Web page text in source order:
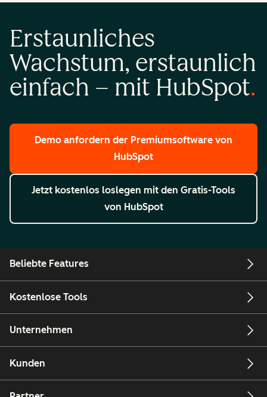
Erstaunliches
Wachstum, erstaunlich
einfach – mit HubSpot
Demo anfordern der Premiumsoftware von
HubSpot
Jetzt kostenlos loslegen mit den Gratis-Tools
von HubSpot
Beliebte Features
Kostenlose Tools
Unternehmen
Kunden